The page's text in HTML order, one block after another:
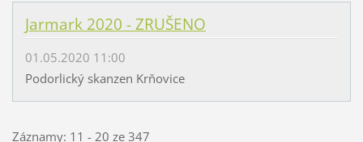
Jarmark 2020 - ZRUŠENO
01.05.2020 11:00
Podorlický skanzen Krňovice
Záznamy: 11 - 20 ze 347